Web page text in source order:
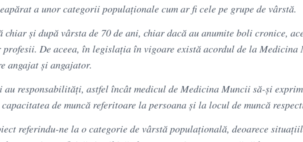
a unor categorii populaționale cum ar fi cele pe grupe de vârstă.
chiar și după vârsta de 70 de ani, chiar dacă au anumite boli cronice,
profesii. De aceea, în legislația în vigoare există acordul de la Medicina
angajat și angajator.
responsabilități, astfel încât medicul de Medicina Muncii să-și
capacitatea de muncă referitoare la persoana și la locul de muncă
referindu-ne la o categorie de vârstă populațională, deoarece